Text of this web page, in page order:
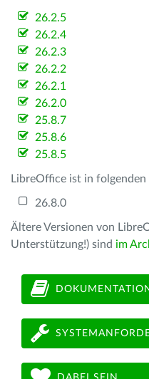
26.2.5
26.2.4
26.2.3
26.2.2
26.2.1
26.2.0
25.8.7
25.8.6
25.8.5
LibreOffice ist in folgenden
26.8.0
Ältere Versionen von
Unterstützung!) sind im